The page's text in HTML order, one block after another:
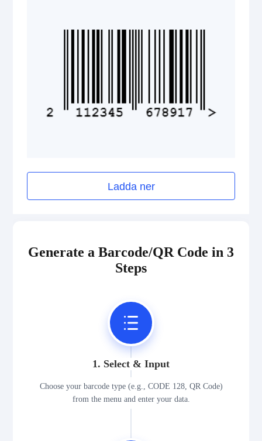
Ladda ner
Generate a Barcode/QR Code in 3
Steps
1. Select & Input
Choose your barcode type (e.g., CODE 128, QR Code)
from the menu and enter your data.